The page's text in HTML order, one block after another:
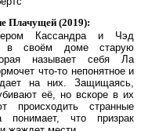
Плачущей (2019):
Кассандра и Чэд
в своём доме старую
называет себя Ла
что-то непонятное и
на них. Защищаясь,
её, но вскоре в их
происходить странные
что призрак